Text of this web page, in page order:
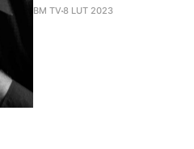
BM TV8 LUT 2023